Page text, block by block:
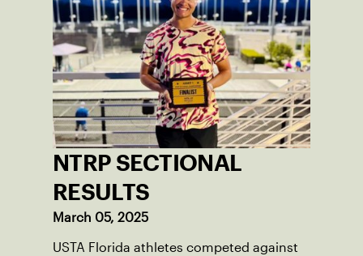
NTRP SECTIONAL
RESULTS
March 05, 2025
USTA Florida athletes competed against